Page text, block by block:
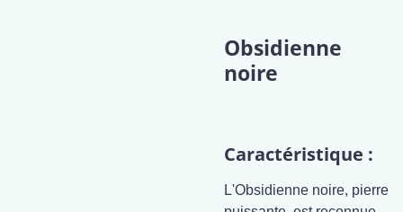
Obsidienne
noire
Caractéristique :
L'Obsidienne noire, pierre